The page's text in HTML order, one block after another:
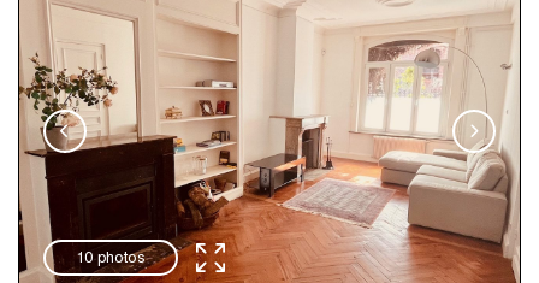
Immotram Roubaix
Immotram Villeneuve d'Ascq
03 20 555 222
10 photos